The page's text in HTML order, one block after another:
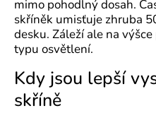
mimo pohodlný dosah.
skříněk umisťuje zhruba
desku. Záleží ale na
typu osvětlení.
Kdy jsou lepší
skříně